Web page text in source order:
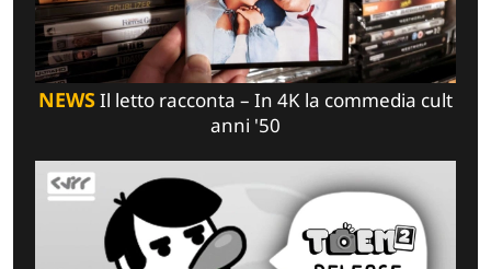
NEWSIl letto racconta – In 4K la commedia cult
anni '50